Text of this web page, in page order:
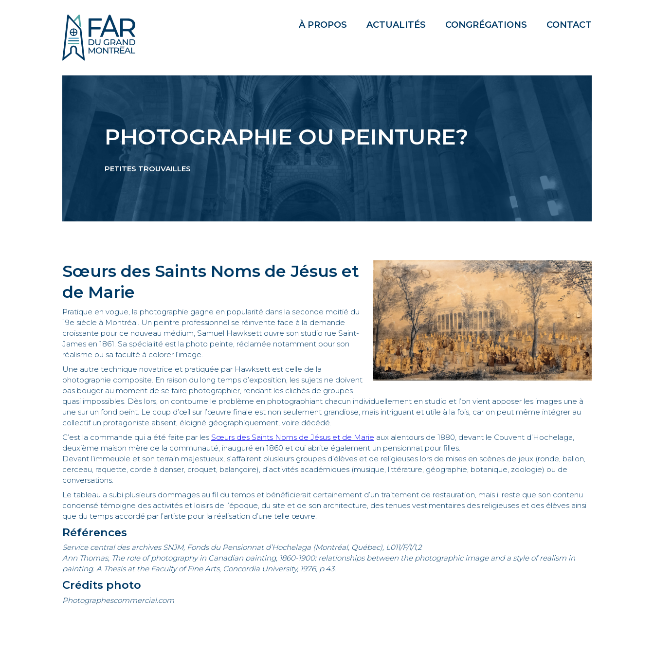
À PROPOS ACTUALITÉS CONGRÉGATIONS CONTACT
PHOTOGRAPHIE OU PEINTURE?
PETITES TROUVAILLES
Sœurs des Saints Noms de Jésus et
de Marie
Pratique en vogue, la photographie gagne en popularité dans la seconde moitié du
19e siècle à Montréal. Un peintre professionnel se réinvente face à la demande
croissante pour ce nouveau médium, Samuel Hawksett ouvre son studio rue Saint-
James en 1861. Sa spécialité est la photo peinte, réclamée notamment pour son
réalisme ou sa faculté à colorer l’image.
Une autre technique novatrice et pratiquée par Hawksett est celle de la
photographie composite. En raison du long temps d’exposition, les sujets ne doivent
pas bouger au moment de se faire photographier, rendant les clichés de groupes
quasi impossibles. Dès lors, on contourne le problème en photographiant chacun individuellement en studio et l’on vient apposer les images une à
une sur un fond peint. Le coup d’œil sur l’œuvre finale est non seulement grandiose, mais intriguant et utile à la fois, car on peut même intégrer au
collectif un protagoniste absent, éloigné géographiquement, voire décédé.
C’est la commande qui a été faite par les Sœurs des Saints Noms de Jésus et de Marie aux alentours de 1880, devant le Couvent d’Hochelaga,
deuxième maison mère de la communauté, inauguré en 1860 et qui abrite également un pensionnat pour filles.
Devant l’immeuble et son terrain majestueux, s’affairent plusieurs groupes d’élèves et de religieuses lors de mises en scènes de jeux (ronde, ballon,
cerceau, raquette, corde à danser, croquet, balançoire), d’activités académiques (musique, littérature, géographie, botanique, zoologie) ou de
conversations.
Le tableau a subi plusieurs dommages au fil du temps et bénéficierait certainement d’un traitement de restauration, mais il reste que son contenu
condensé témoigne des activités et loisirs de l’époque, du site et de son architecture, des tenues vestimentaires des religieuses et des élèves ainsi
que du temps accordé par l’artiste pour la réalisation d’une telle œuvre.
Références
Service central des archives SNJM, Fonds du Pensionnat d’Hochelaga (Montréal, Québec), L011/F/1/1,2
Ann Thomas, The role of photography in Canadian painting, 1860-1900: relationships between the photographic image and a style of realism in
painting. A Thesis at the Faculty of Fine Arts, Concordia University, 1976, p.43.
Crédits photo
Photographescommercial.com